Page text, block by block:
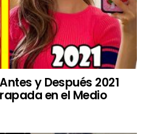
y Después 2021
en el Medio